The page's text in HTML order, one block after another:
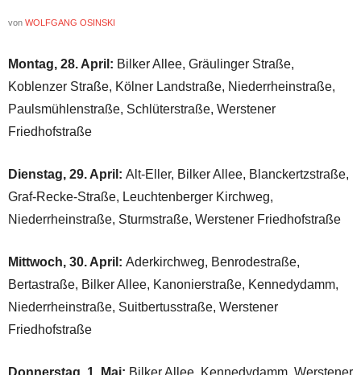
von WOLFGANG OSINSKI
Montag, 28. April: Bilker Allee, Gräulinger Straße,
Koblenzer Straße, Kölner Landstraße, Niederrheinstraße,
Paulsmühlenstraße, Schlüterstraße, Werstener
Friedhofstraße
Dienstag, 29. April: Alt-Eller, Bilker Allee, Blanckertzstraße,
Graf-Recke-Straße, Leuchtenberger Kirchweg,
Niederrheinstraße, Sturmstraße, Werstener Friedhofstraße
Mittwoch, 30. April: Aderkirchweg, Benrodestraße,
Bertastraße, Bilker Allee, Kanonierstraße, Kennedydamm,
Niederrheinstraße, Suitbertusstraße, Werstener
Friedhofstraße
Donnerstag, 1. Mai: Bilker Allee, Kennedydamm, Werstener